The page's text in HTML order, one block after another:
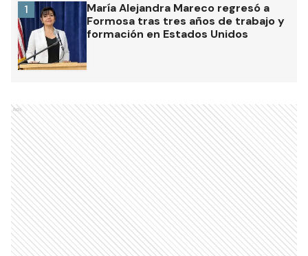
María Alejandra Mareco regresó a
Formosa tras tres años de trabajo y
formación en Estados Unidos
1
Ads